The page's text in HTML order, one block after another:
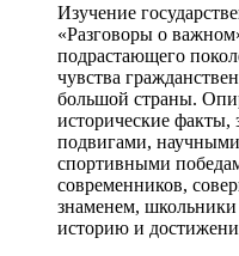
Изучение
«Разговоры о
подрастающего
чувства
большой страны.
исторические факты,
подвигами,
спортивными
современников,
знаменем,
историю и